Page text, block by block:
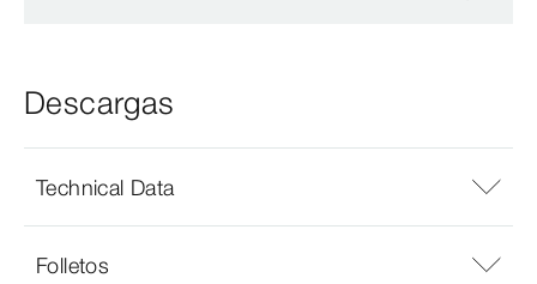
Descargas
Technical Data
Folletos